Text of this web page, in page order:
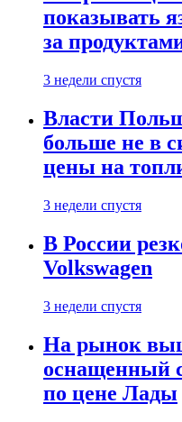
показывать
за
3 недели спустя
Власти
больше не в
цены на
3 недели спустя
В России
Volkswagen
3 недели спустя
На рынок
оснащенный
по цене Лады